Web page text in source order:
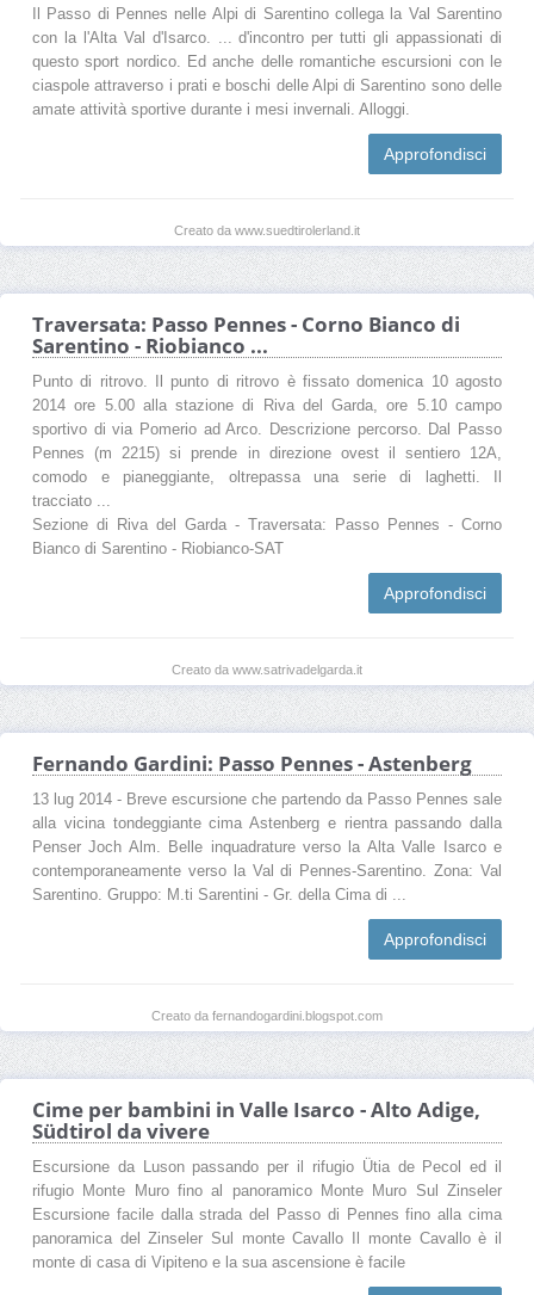
Il Passo di Pennes nelle Alpi di Sarentino collega la Val Sarentino
con la l'Alta Val d'Isarco. ... d'incontro per tutti gli appassionati di
questo sport nordico. Ed anche delle romantiche escursioni con le
ciaspole attraverso i prati e boschi delle Alpi di Sarentino sono delle
amate attività sportive durante i mesi invernali. Alloggi.
Approfondisci
Creato da www.suedtirolerland.it
Traversata: Passo Pennes - Corno Bianco di
Sarentino - Riobianco ...
Punto di ritrovo. Il punto di ritrovo è fissato domenica 10 agosto
2014 ore 5.00 alla stazione di Riva del Garda, ore 5.10 campo
sportivo di via Pomerio ad Arco. Descrizione percorso. Dal Passo
Pennes (m 2215) si prende in direzione ovest il sentiero 12A,
comodo e pianeggiante, oltrepassa una serie di laghetti. Il
tracciato ...
Sezione di Riva del Garda - Traversata: Passo Pennes - Corno
Bianco di Sarentino - Riobianco-SAT
Approfondisci
Creato da www.satrivadelgarda.it
Fernando Gardini: Passo Pennes - Astenberg
13 lug 2014 - Breve escursione che partendo da Passo Pennes sale
alla vicina tondeggiante cima Astenberg e rientra passando dalla
Penser Joch Alm. Belle inquadrature verso la Alta Valle Isarco e
contemporaneamente verso la Val di Pennes-Sarentino. Zona: Val
Sarentino. Gruppo: M.ti Sarentini - Gr. della Cima di ...
Approfondisci
Creato da fernandogardini.blogspot.com
Cime per bambini in Valle Isarco - Alto Adige,
Südtirol da vivere
Escursione da Luson passando per il rifugio Ütia de Pecol ed il
rifugio Monte Muro fino al panoramico Monte Muro Sul Zinseler
Escursione facile dalla strada del Passo di Pennes fino alla cima
panoramica del Zinseler Sul monte Cavallo Il monte Cavallo è il
monte di casa di Vipiteno e la sua ascensione è facile